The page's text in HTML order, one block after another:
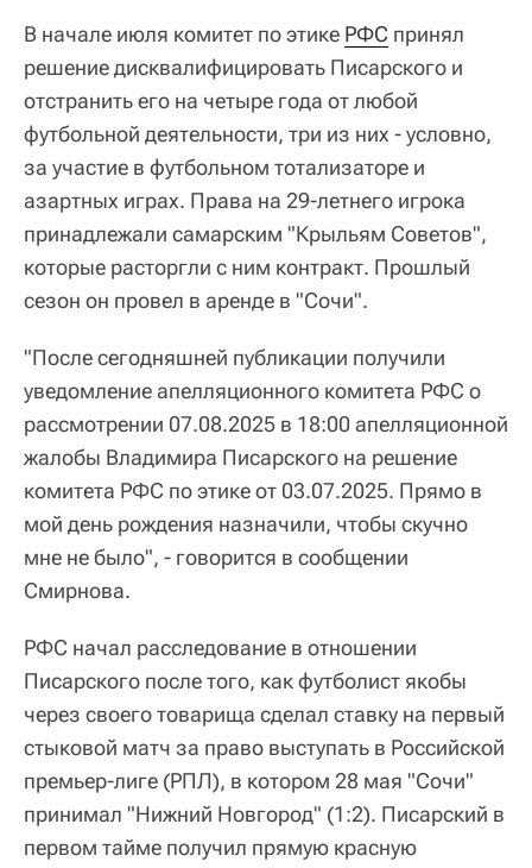
В начале июля комитет по этике РФС принял
решение дисквалифицировать Писарского и
отстранить его на четыре года от любой
футбольной деятельности, три из них - условно,
за участие в футбольном тотализаторе и
азартных играх. Права на 29-летнего игрока
принадлежали самарским "Крыльям Советов",
которые расторгли с ним контракт. Прошлый
сезон он провел в аренде в "Сочи".
"После сегодняшней публикации получили
уведомление апелляционного комитета РФС о
рассмотрении 07.08.2025 в 18:00 апелляционной
жалобы Владимира Писарского на решение
комитета РФС по этике от 03.07.2025. Прямо в
мой день рождения назначили, чтобы скучно
мне не было", - говорится в сообщении
Смирнова.
РФС начал расследование в отношении
Писарского после того, как футболист якобы
через своего товарища сделал ставку на первый
стыковой матч за право выступать в Российской
премьер-лиге (РПЛ), в котором 28 мая "Сочи"
принимал "Нижний Новгород" (1:2). Писарский в
первом тайме получил прямую красную